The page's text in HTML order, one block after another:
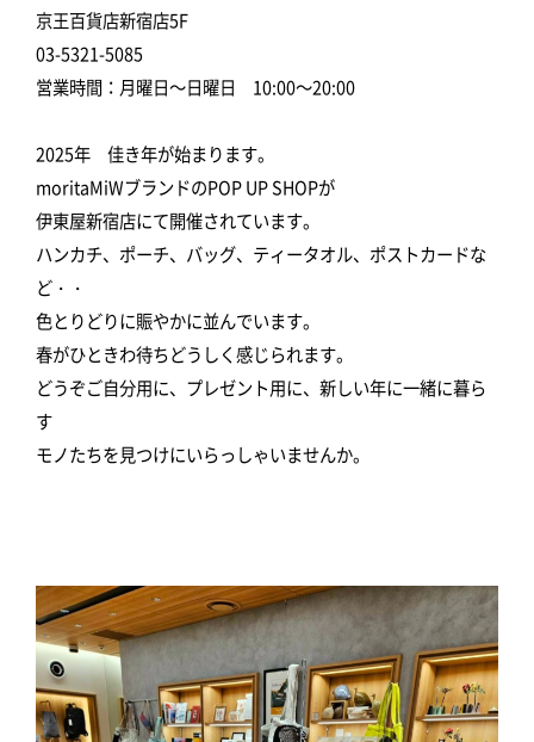
京王百貨店新宿店5F
03-5321-5085
営業時間：月曜日～日曜日 10:00～20:00
2025年 佳き年が始まります。
moritaMiWブランドのPOP UP SHOPが
伊東屋新宿店にて開催されています。
ハンカチ、ポーチ、バッグ、ティータオル、ポストカードな
ど・・
色とりどりに賑やかに並んでいます。
春がひときわ待ちどうしく感じられます。
どうぞご自分用に、プレゼント用に、新しい年に一緒に暮ら
す
モノたちを見つけにいらっしゃいませんか。